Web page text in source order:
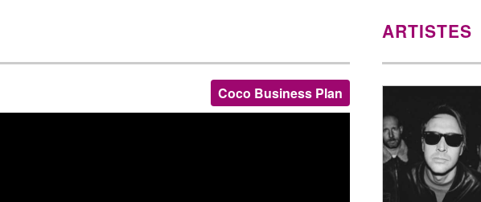
Coco Business Plan
ARTISTES